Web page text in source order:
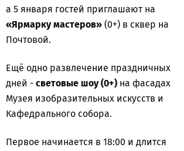
а 5 января гостей приглашают на
«Ярмарку мастеров» (0+) в сквер на
Почтовой.
Ещё одно развлечение праздничных
дней - световые шоу (0+) на фасадах
Музея изобразительных искусств и
Кафедрального собора.
Первое начинается в 18:00 и длится